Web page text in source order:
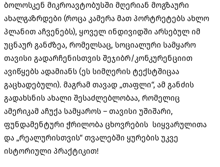
ბოლოსკენ მიკროავტობუსში მღერიან მოგზაური
ახალგაზრდები (როცა კამერა მათ პორტრეტებს ახლო
პლანით აჩვენებს), ყოველ ინდივიდში არსებულ იმ
უცნაურ განძზეა, რომელსაც, სოციალური სამყარო
თავისი გადარჩენისთვის შეჯიბრ/კონკურენციით
ავიწყებს ადამიანს (ეს სიმღერის ტექსტშიცაა
გაცხადებული). მაგრამ თავად „თაფლი“, ამ განძის
გადახსნის ახალი შესაძლებლობაა, რომელიც
ამერიკამ აჩუქა სამყაროს – თავისი უშიშარი,
ფუნდამენტური ჭრილობა ცხოვრების სიყვარულითა
და „რეალურისთვის“ თვალებში ყურების უკვე
ისტორიული პრაქტიკით!